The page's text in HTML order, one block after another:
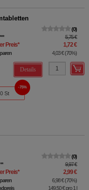
0
*** 5,75 €
Preis* 1,72 €
4,03 €(70%)
Details
St
75%
0
** 9,97 €
Preis* 2,99 €
6,98 €(70%)
149,50 €pro 1 l